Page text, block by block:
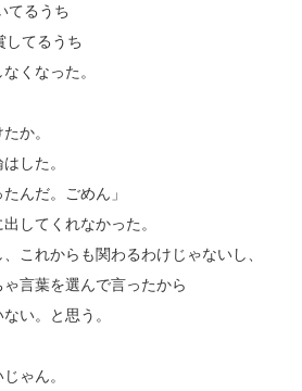
てるうち
してるうち
くなった。
か。
した。
んだ。ごめん」
してくれなかった。
これからも関わるわけじゃないし、
言葉を選んで言ったから
い。と思う。
ゃん。